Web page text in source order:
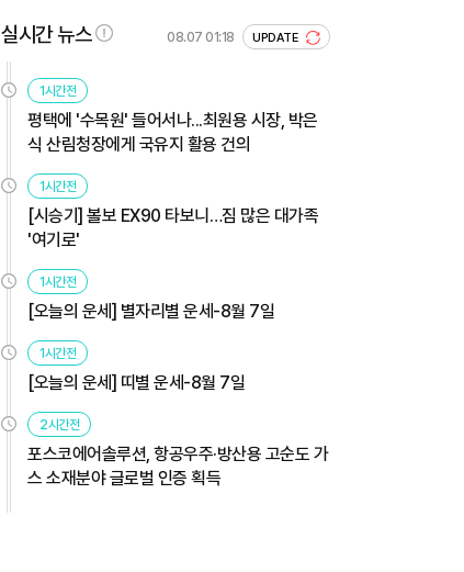
실시간 뉴스 08.07 01:18 UPDATE
1시간전
평택에 '수목원' 들어서나...최원용 시장, 박은
식 산림청장에게 국유지 활용 건의
1시간전
[시승기] 볼보 EX90 타보니…짐 많은 대가족
'여기로'
1시간전
[오늘의 운세] 별자리별 운세-8월 7일
1시간전
[오늘의 운세] 띠별 운세-8월 7일
2시간전
포스코에어솔루션, 항공우주·방산용 고순도 가
스 소재분야 글로벌 인증 획득